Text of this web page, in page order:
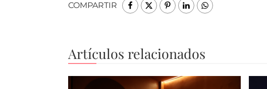
COMPARTIR
Artículos relacionados